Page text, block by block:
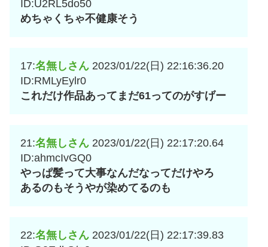
ID:U2RL5do50
めちゃくちゃ不健康そう
17:名無しさん 2023/01/22(日) 22:16:36.20
ID:RMLyEylr0
これだけ作品あってまだ61ってのがすげー
21:名無しさん 2023/01/22(日) 22:17:20.64
ID:ahmcIvGQ0
やっぱ髪って大事なんだなってだけやろ
あるのもそうやが染めてるのも
22:名無しさん 2023/01/22(日) 22:17:39.83